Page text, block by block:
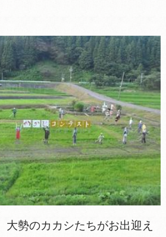
大勢のカカシたちがお出迎え